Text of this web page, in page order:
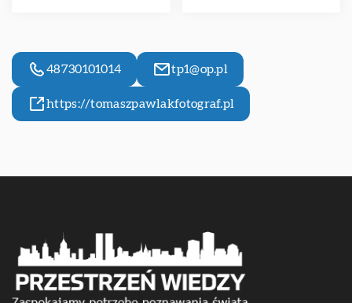
48730101014 tp1@op.pl
https://tomaszpawlakfotograf.pl